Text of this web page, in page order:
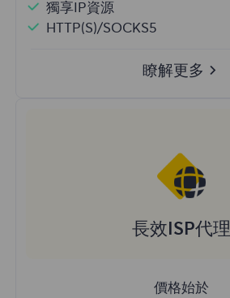
獨享IP資源
HTTP(S)/SOCKS5
瞭解更多
長效ISP代理
價格始於